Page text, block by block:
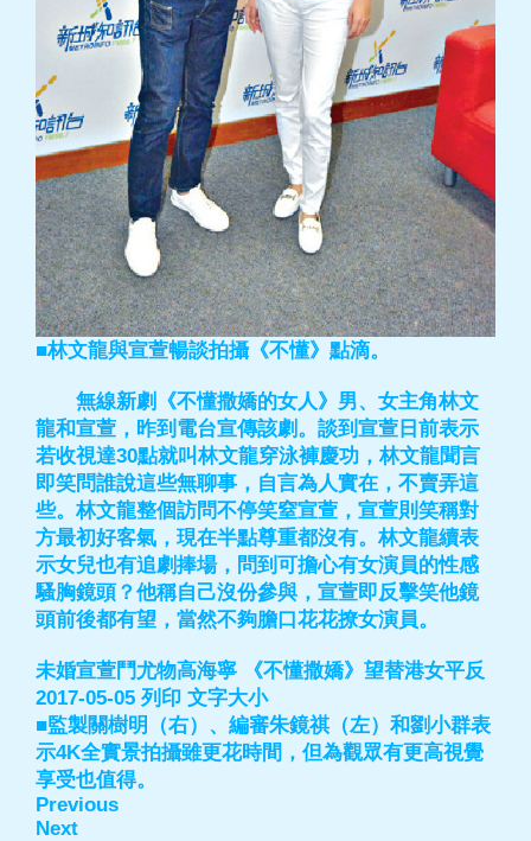
■林文龍與宣萱暢談拍攝《不懂》點滴。
無線新劇《不懂撒嬌的女人》男、女主角林文
龍和宣萱，昨到電台宣傳該劇。談到宣萱日前表示
若收視達30點就叫林文龍穿泳褲慶功，林文龍聞言
即笑問誰說這些無聊事，自言為人實在，不賣弄這
些。林文龍整個訪問不停笑窒宣萱，宣萱則笑稱對
方最初好客氣，現在半點尊重都沒有。林文龍續表
示女兒也有追劇捧場，問到可擔心有女演員的性感
騷胸鏡頭？他稱自己沒份參與，宣萱即反擊笑他鏡
頭前後都有望，當然不夠膽口花花撩女演員。
未婚宣萱鬥尤物高海寧 《不懂撒嬌》望替港女平反
2017-05-05 列印 文字大小
■監製關樹明（右）、編審朱鏡祺（左）和劉小群表
示4K全實景拍攝雖更花時間，但為觀眾有更高視覺
享受也值得。
Previous
Next